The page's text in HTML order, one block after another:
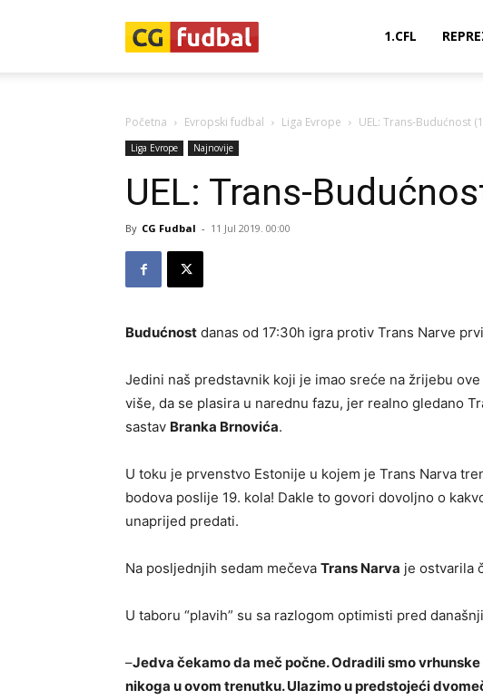
1.CFL
Početna Evropski fudbal Liga Evrope UEL: Trans-Budućnost
Liga Evrope Najnovije
UEL: Trans-
By CG Fudbal - 11 Jul 2019. 00:00
Budućnost danas od 17:30h igra protiv Trans Narve
Jedini naš predstavnik koji je imao sreće na žrijebu
više, da se plasira u narednu fazu, jer realno gledano
sastav Branka Brnovića.
U toku je prvenstvo Estonije u kojem je Trans Narva
bodova poslije 19. kola! Dakle to govori dovoljno o
unaprijed predati.
Na posljednjih sedam mečeva Trans Narva je ostvarila
U taboru “plavih” su sa razlogom optimisti pred
–Jedva čekamo da meč počne. Odradili smo
nikoga u ovom trenutku. Ulazimo u predstojeći